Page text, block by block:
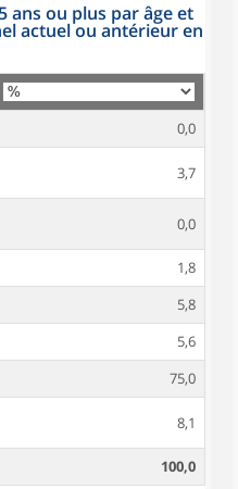
ans ou plus par âge et
actuel ou antérieur en
0,0
3,7
0,0
1,8
5,8
5,6
75,0
8,1
100,0